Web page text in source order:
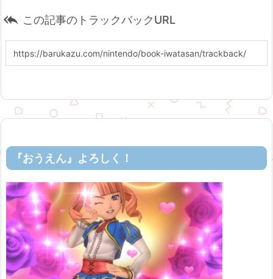
 この記事のトラックバックURL
『おうえん』よろしく！